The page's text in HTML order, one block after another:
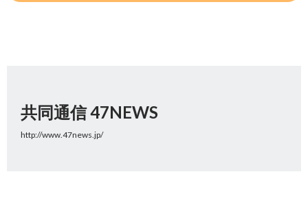
共同通信 47NEWS
http://www.47news.jp/